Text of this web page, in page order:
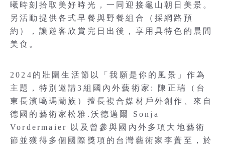
曦時刻拾取美好時光，一同迎接龜山朝日美景。
另活動提供各式早餐與野餐組合（採網路預
約），讓遊客欣賞完日出後，享用具特色的晨間
美食。
2024的壯圍生活節以「我願是你的風景」作為
主題，特別邀請3組國內外藝術家: 陳正瑞（台
東長濱噶瑪蘭族）擅長複合媒材戶外創作、來自
德國的藝術家松雅.沃德邁爾 Sonja
Vordermaier 以及曾參與國內外多項大地藝術
節並獲得多個國際獎項的台灣藝術家李蕢至，於